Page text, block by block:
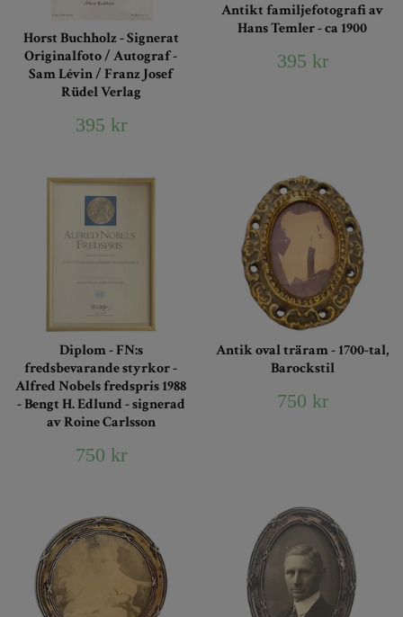
Horst Buchholz - Signerat
Originalfoto / Autograf -
Sam Lévin / Franz Josef
Rüdel Verlag
395 kr
Antikt familjefotografi av
Hans Temler - ca 1900
395 kr
Diplom - FN:s
fredsbevarande styrkor -
Alfred Nobels fredspris 1988
- Bengt H. Edlund - signerad
av Roine Carlsson
750 kr
Antik oval träram - 1700-tal,
Barockstil
750 kr